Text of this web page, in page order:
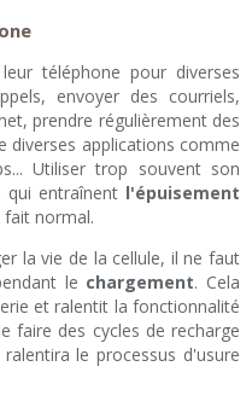
téléphone pour diverses
envoyer des courriels,
prendre régulièrement des
diverses applications comme
Utiliser trop souvent son
qui entraînent l'épuisement
normal.
la vie de la cellule, il ne faut
le chargement. Cela
et ralentit la fonctionnalité
faire des cycles de recharge
le processus d'usure